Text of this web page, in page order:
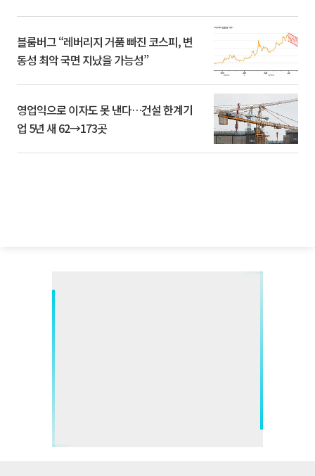
블룸버그 “레버리지 거품 빠진 코스피, 변
동성 최악 국면 지났을 가능성”
영업익으로 이자도 못 낸다…건설 한계기
업 5년 새 62→173곳